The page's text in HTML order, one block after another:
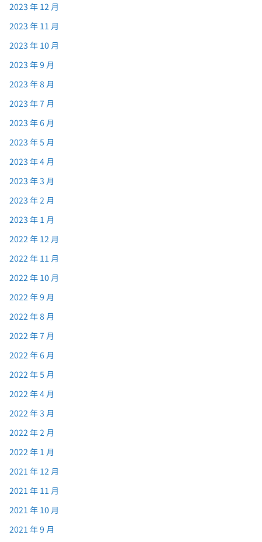
2023 年 12 月
2023 年 11 月
2023 年 10 月
2023 年 9 月
2023 年 8 月
2023 年 7 月
2023 年 6 月
2023 年 5 月
2023 年 4 月
2023 年 3 月
2023 年 2 月
2023 年 1 月
2022 年 12 月
2022 年 11 月
2022 年 10 月
2022 年 9 月
2022 年 8 月
2022 年 7 月
2022 年 6 月
2022 年 5 月
2022 年 4 月
2022 年 3 月
2022 年 2 月
2022 年 1 月
2021 年 12 月
2021 年 11 月
2021 年 10 月
2021 年 9 月